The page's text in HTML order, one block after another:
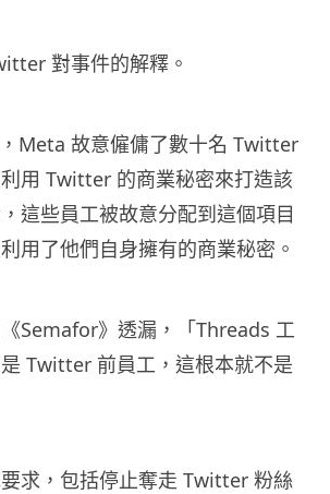
對事件的解釋。
Meta 故意僱傭了數十名 Twitter
用 Twitter 的商業秘密來打造該
這些員工被故意分配到這個項目
用了他們自身擁有的商業秘密。
Semafor》透漏，「Threads 工
Twitter 前員工，這根本就不是
求，包括停止奪走 Twitter 粉絲